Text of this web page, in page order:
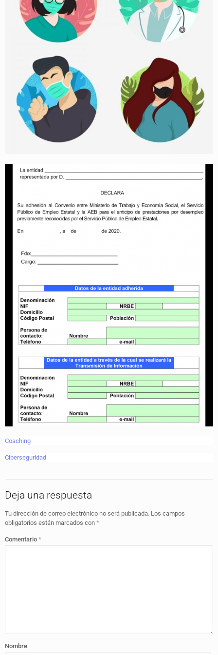
Coaching
Ciberseguridad
Deja una respuesta
Tu dirección de correo electrónico no será publicada. Los campos
obligatorios están marcados con *
Comentario *
Nombre